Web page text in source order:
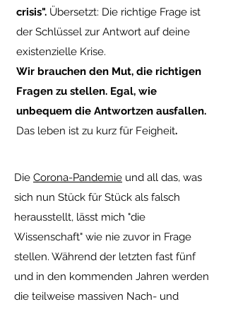
crisis". Übersetzt: Die richtige Frage ist
der Schlüssel zur Antwort auf deine
existenzielle Krise.
Wir brauchen den Mut, die richtigen
Fragen zu stellen. Egal, wie
unbequem die Antwortzen ausfallen.
Das leben ist zu kurz für Feigheit.
Die Corona-Pandemie und all das, was
sich nun Stück für Stück als falsch
herausstellt, lässt mich "die
Wissenschaft" wie nie zuvor in Frage
stellen. Während der letzten fast fünf
und in den kommenden Jahren werden
die teilweise massiven Nach- und